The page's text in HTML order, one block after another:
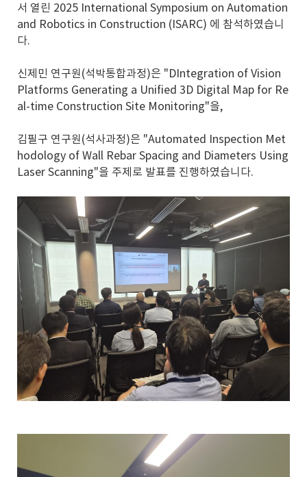
서 열린 2025 International Symposium on Automation
and Robotics in Construction (ISARC) 에 참석하였습니
다.
신제민 연구원(석박통합과정)은 "DIntegration of Vision
Platforms Generating a Unified 3D Digital Map for Re
al-time Construction Site Monitoring"을,
김필구 연구원(석사과정)은 "Automated Inspection Met
hodology of Wall Rebar Spacing and Diameters Using
Laser Scanning"을 주제로 발표를 진행하였습니다.